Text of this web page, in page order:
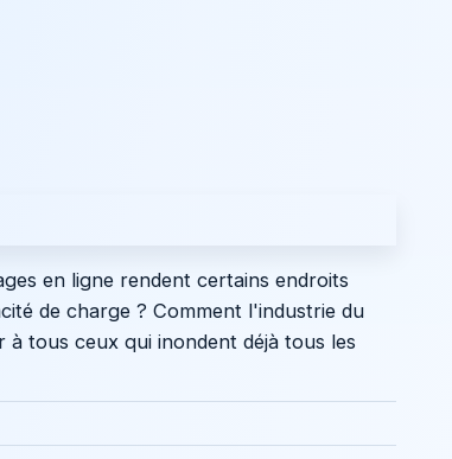
en ligne rendent certains endroits
de charge ? Comment l'industrie du
tous ceux qui inondent déjà tous les